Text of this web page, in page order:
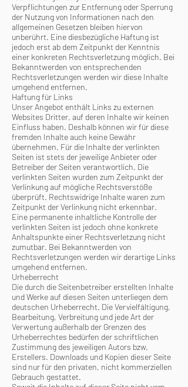
Verpflichtungen zur Entfernung oder Sperrung
der Nutzung von Informationen nach den
allgemeinen Gesetzen bleiben hiervon
unberührt. Eine diesbezügliche Haftung ist
jedoch erst ab dem Zeitpunkt der Kenntnis
einer konkreten Rechtsverletzung möglich. Bei
Bekanntwerden von entsprechenden
Rechtsverletzungen werden wir diese Inhalte
umgehend entfernen.
Haftung für Links
Unser Angebot enthält Links zu externen
Websites Dritter, auf deren Inhalte wir keinen
Einfluss haben. Deshalb können wir für diese
fremden Inhalte auch keine Gewähr
übernehmen. Für die Inhalte der verlinkten
Seiten ist stets der jeweilige Anbieter oder
Betreiber der Seiten verantwortlich. Die
verlinkten Seiten wurden zum Zeitpunkt der
Verlinkung auf mögliche Rechtsverstöße
überprüft. Rechtswidrige Inhalte waren zum
Zeitpunkt der Verlinkung nicht erkennbar.
Eine permanente inhaltliche Kontrolle der
verlinkten Seiten ist jedoch ohne konkrete
Anhaltspunkte einer Rechtsverletzung nicht
zumutbar. Bei Bekanntwerden von
Rechtsverletzungen werden wir derartige Links
umgehend entfernen.
Urheberrecht
Die durch die Seitenbetreiber erstellten Inhalte
und Werke auf diesen Seiten unterliegen dem
deutschen Urheberrecht. Die Vervielfältigung,
Bearbeitung, Verbreitung und jede Art der
Verwertung außerhalb der Grenzen des
Urheberrechtes bedürfen der schriftlichen
Zustimmung des jeweiligen Autors bzw.
Erstellers. Downloads und Kopien dieser Seite
sind nur für den privaten, nicht kommerziellen
Gebrauch gestattet.